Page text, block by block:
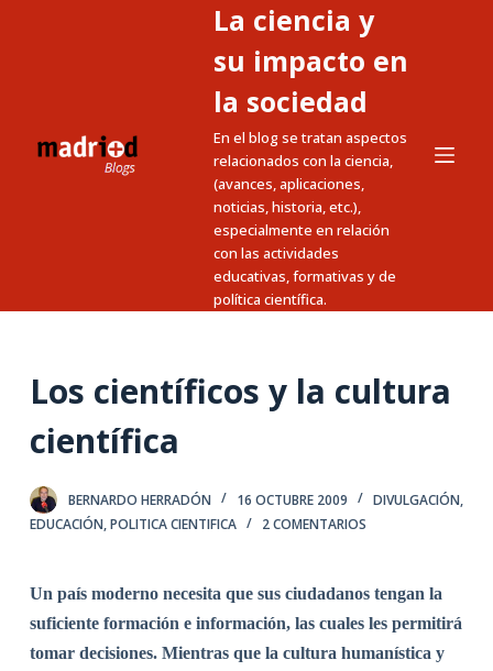
n
d
La ciencia y
su impacto en
la sociedad
En el blog se tratan aspectos
relacionados con la ciencia,
(avances, aplicaciones,
noticias, historia, etc.),
especialmente en relación
con las actividades
educativas, formativas y de
política científica.
Los científicos y la cultura
científica
BERNARDO HERRADÓN 16 OCTUBRE 2009 DIVULGACIÓN,
EDUCACIÓN,POLITICA CIENTIFICA 2 COMENTARIOS
Un país moderno necesita que sus ciudadanos tengan la
suficiente formación e información, las cuales les permitirá
tomar decisiones. Mientras que la cultura humanística y